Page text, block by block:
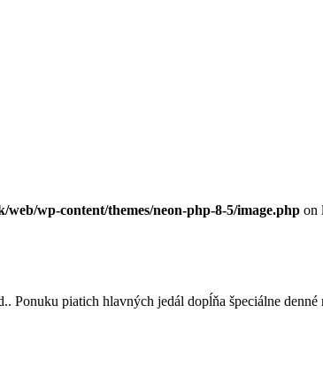
web/wp-content/themes/neon-php-8-5/image.php on
piatich hlavných jedál dopĺňa špeciálne